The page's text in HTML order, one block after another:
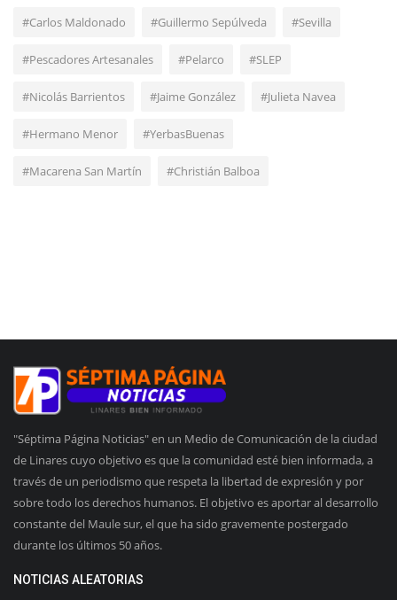
#Carlos Maldonado #Guillermo Sepúlveda #Sevilla
#Pescadores Artesanales #Pelarco #SLEP
#Nicolás Barrientos #Jaime González #Julieta Navea
#Hermano Menor #YerbasBuenas
#Macarena San Martín #Christián Balboa
"Séptima Página Noticias" en un Medio de Comunicación de la ciudad
de Linares cuyo objetivo es que la comunidad esté bien informada, a
través de un periodismo que respeta la libertad de expresión y por
sobre todo los derechos humanos. El objetivo es aportar al desarrollo
constante del Maule sur, el que ha sido gravemente postergado
durante los últimos 50 años.
NOTICIAS ALEATORIAS